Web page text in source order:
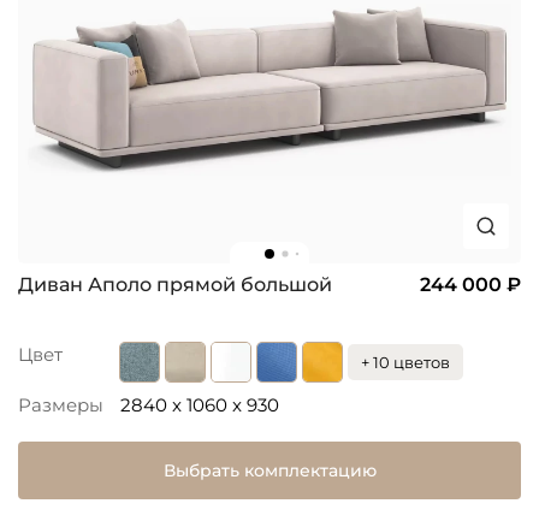
Диван Аполо прямой большой 244 000 ₽
Цвет + 10 цветов
Размеры 2840 x 1060 x 930
Выбрать комплектацию